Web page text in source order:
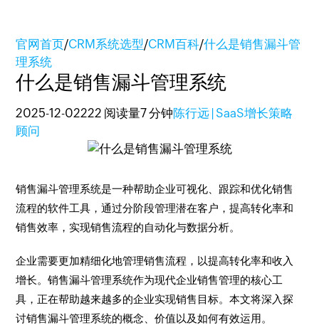
官网首页/CRM系统选型/CRM百科/什么是销售漏斗管
理系统
什么是销售漏斗管理系统
2025-12-02222 阅读量7 分钟陈行远 | SaaS增长策略
顾问
销售漏斗管理系统是一种帮助企业可视化、跟踪和优化销售
流程的软件工具，通过分阶段管理潜在客户，提高转化率和
销售效率，实现销售流程的自动化与数据分析。
企业需要更加精细化地管理销售流程，以提高转化率和收入
增长。销售漏斗管理系统作为现代企业销售管理的核心工
具，正在帮助越来越多的企业实现销售目标。本文将深入探
讨销售漏斗管理系统的概念、价值以及如何有效运用。